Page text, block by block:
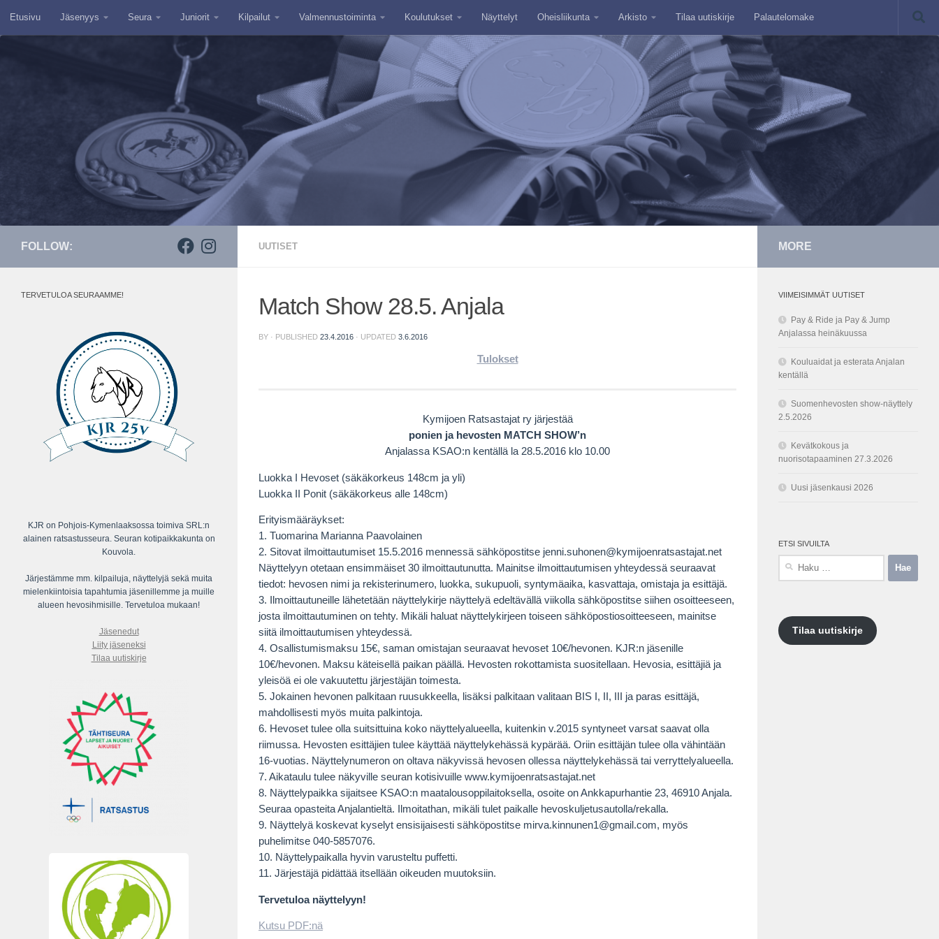
Skip to content
Etusivu Jäsenyys Seura Juniorit Kilpailut Valmennustoiminta Koulutukset Näyttelyt Oheisliikunta Arkisto Tilaa uutiskirje Palautelomake
UUTISET
Match Show 28.5. Anjala
BY · PUBLISHED 23.4.2016 · UPDATED 3.6.2016
Tulokset
Kymijoen Ratsastajat ry järjestää
ponien ja hevosten MATCH SHOW’n
Anjalassa KSAO:n kentällä la 28.5.2016 klo 10.00
Luokka I Hevoset (säkäkorkeus 148cm ja yli)
Luokka II Ponit (säkäkorkeus alle 148cm)
Erityismääräykset:
1. Tuomarina Marianna Paavolainen
2. Sitovat ilmoittautumiset 15.5.2016 mennessä sähköpostitse jenni.suhonen@kymijoenratsastajat.net
Näyttelyyn otetaan ensimmäiset 30 ilmoittautunutta. Mainitse ilmoittautumisen yhteydessä seuraavat
tiedot: hevosen nimi ja rekisterinumero, luokka, sukupuoli, syntymäaika, kasvattaja, omistaja ja esittäjä.
3. Ilmoittautuneille lähetetään näyttelykirje näyttelyä edeltävällä viikolla sähköpostitse siihen osoitteeseen,
josta ilmoittautuminen on tehty. Mikäli haluat näyttelykirjeen toiseen sähköpostiosoitteeseen, mainitse
siitä ilmoittautumisen yhteydessä.
4. Osallistumismaksu 15€, saman omistajan seuraavat hevoset 10€/hevonen. KJR:n jäsenille
10€/hevonen. Maksu käteisellä paikan päällä. Hevosten rokottamista suositellaan. Hevosia, esittäjiä ja
yleisöä ei ole vakuutettu järjestäjän toimesta.
5. Jokainen hevonen palkitaan ruusukkeella, lisäksi palkitaan valitaan BIS I, II, III ja paras esittäjä,
mahdollisesti myös muita palkintoja.
6. Hevoset tulee olla suitsittuina koko näyttelyalueella, kuitenkin v.2015 syntyneet varsat saavat olla
riimussa. Hevosten esittäjien tulee käyttää näyttelykehässä kypärää. Oriin esittäjän tulee olla vähintään
16-vuotias. Näyttelynumeron on oltava näkyvissä hevosen ollessa näyttelykehässä tai verryttelyalueella.
7. Aikataulu tulee näkyville seuran kotisivuille www.kymijoenratsastajat.net
8. Näyttelypaikka sijaitsee KSAO:n maatalousoppilaitoksella, osoite on Ankkapurhantie 23, 46910 Anjala.
Seuraa opasteita Anjalantieltä. Ilmoitathan, mikäli tulet paikalle hevoskuljetusautolla/rekalla.
9. Näyttelyä koskevat kyselyt ensisijaisesti sähköpostitse mirva.kinnunen1@gmail.com, myös
puhelimitse 040-5857076.
10. Näyttelypaikalla hyvin varusteltu puffetti.
11. Järjestäjä pidättää itsellään oikeuden muutoksiin.
Tervetuloa näyttelyyn!
Kutsu PDF:nä
FOLLOW:
TERVETULOA SEURAAMME!
KJR on Pohjois-Kymenlaaksossa toimiva SRL:n
alainen ratsastusseura. Seuran kotipaikkakunta on
Kouvola.
Järjestämme mm. kilpailuja, näyttelyjä sekä muita
mielenkiintoisia tapahtumia jäsenillemme ja muille
alueen hevosihmisille. Tervetuloa mukaan!
Jäsenedut
Liity jäseneksi
Tilaa uutiskirje
MORE
VIIMEISIMMÄT UUTISET
Pay & Ride ja Pay & Jump
Anjalassa heinäkuussa
Kouluaidat ja esterata Anjalan
kentällä
Suomenhevosten show-näyttely
2.5.2026
Kevätkokous ja
nuorisotapaaminen 27.3.2026
Uusi jäsenkausi 2026
ETSI SIVUILTA
Tilaa uutiskirje